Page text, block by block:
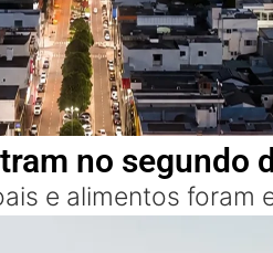
no segundo